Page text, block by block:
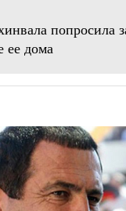
попросила
ее дома